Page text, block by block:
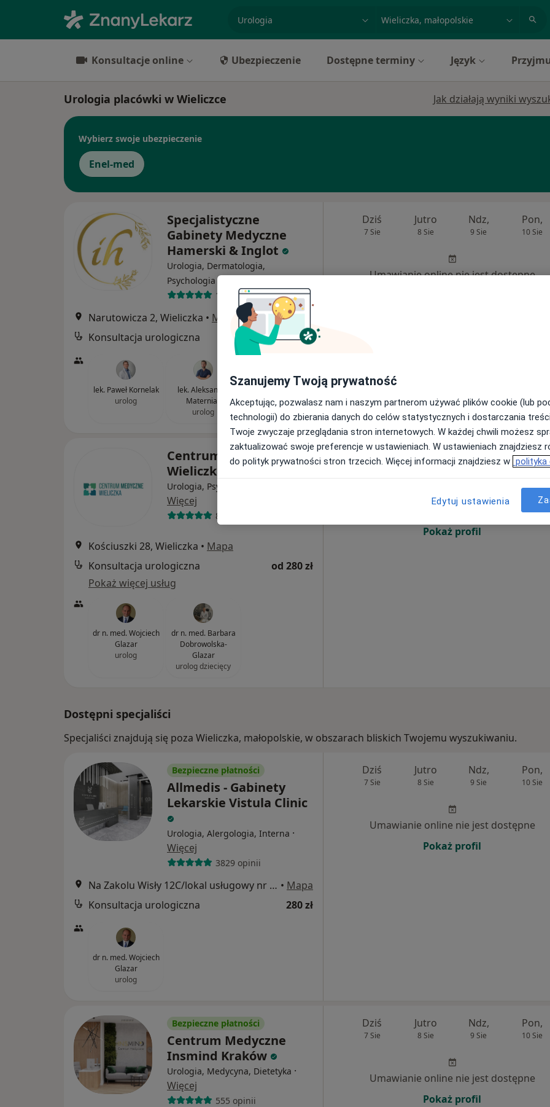
Konsultacje online Ubezpieczenie Dostępne terminy Język
Urologia placówki w Wieliczce Jak działają wyniki
Wybierz swoje ubezpieczenie
Enel-med
Specjalistyczne
Gabinety Medyczne
Hamerski & Inglot
Urologia, Dermatologia,
Psychologia ·
1524 opinie
Narutowicza 2, Wieliczka • Mapa
Konsultacja urologiczna
300 zł
lek. Paweł Kornelak
urolog
lek. Aleksander
Materniak
urolog
Dziś
7 Sie
Jutro
8 Sie
Ndz,
9 Sie
Pon,
10 Sie
Umawianie online nie jest dostępne
Centrum Medyczne
Wieliczka Sp z o.o.
Urologia, Psychiatria, Alergologia
Więcej
88 opinii
Kościuszki 28, Wieliczka • Mapa
Konsultacja urologiczna
od 280 zł
Pokaż więcej usług
dr n. med. Wojciech
Glazar
urolog
dr n. med. Barbara
Dobrowolska-
Glazar
urolog dziecięcy
Dziś
7 Sie
Jutro
8 Sie
Ndz,
9 Sie
Pon,
10 Sie
Umawianie online nie jest dostępne
Pokaż profil
Dostępni specjaliści
Specjaliści znajdują się poza Wieliczka, małopolskie, w obszarach bliskich Twojemu wyszukiwaniu.
Bezpieczne płatności
Allmedis - Gabinety
Lekarskie Vistula Clinic
Urologia, Alergologia, Interna ·
Więcej
3829 opinii
Na Zakolu Wisły 12C/lokal usługowy nr 2, Kraków • Mapa
Konsultacja urologiczna
280 zł
dr n. med. Wojciech
Glazar
urolog
Dziś
7 Sie
Jutro
8 Sie
Ndz,
9 Sie
Pon,
10 Sie
Umawianie online nie jest dostępne
Pokaż profil
Bezpieczne płatności
Centrum Medyczne
Insmind Kraków
Urologia, Medycyna, Dietetyka ·
Więcej
555 opinii
Dziś
7 Sie
Jutro
8 Sie
Ndz,
9 Sie
Pon,
10 Sie
Umawianie online nie jest dostępne
Pokaż profil
Szanujemy Twoją prywatność
Akceptując, pozwalasz nam i naszym partnerom używać plików cookie (lub
technologii) do zbierania danych do celów statystycznych i dostarczania
Twoje zwyczaje przeglądania stron internetowych. W każdej chwili możesz
zaktualizować swoje preferencje w ustawieniach. W ustawieniach znajdziesz
do polityk prywatności stron trzecich. Więcej informacji znajdziesz w polityka
Edytuj ustawienia